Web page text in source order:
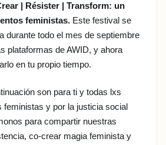
| Résister | Transform: un
feministas. Este festival se
durante todo el mes de septiembre
plataformas de AWID, y ahora
en tu propio tiempo.
son para ti y todas lxs
y por la justicia social
para compartir nuestras
co-crear magia feminista y